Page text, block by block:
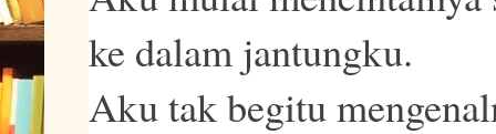
ke dalam jantungku.
Aku tak begitu